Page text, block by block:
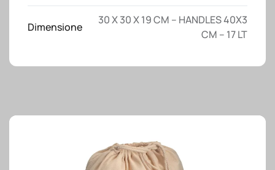
Dimensione
30 X 30 X 19 CM – HANDLES 40X3
CM – 17 LT